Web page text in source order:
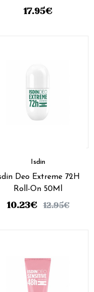
17.95€
Isdin
Deo Extreme 72H
Roll-On 50Ml
10.23€ 12.95€